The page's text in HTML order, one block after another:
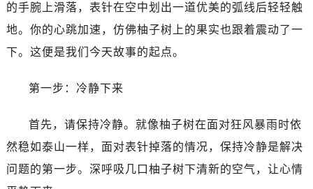
的手腕上滑落，表针在空中划出一道优美的弧线后轻轻触
地。你的心跳加速，仿佛柚子树上的果实也跟着震动了一
下。这便是我们今天故事的起点。
第一步：冷静下来
首先，请保持冷静。就像柚子树在面对狂风暴雨时依
然稳如泰山一样，面对表针掉落的情况，保持冷静是解决
问题的第一步。深呼吸几口柚子树下清新的空气，让心情